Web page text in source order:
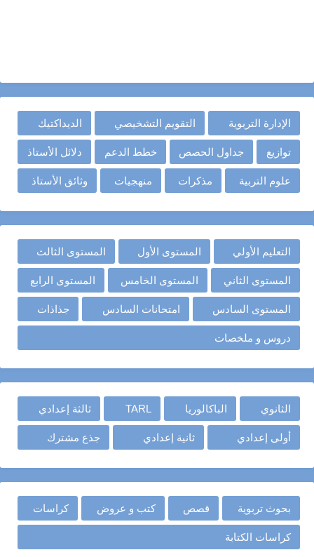
الإدارة التربوية التقويم التشخيصي الديداكتيك
توازيع جداول الحصص خطط الدعم دلائل الأستاذ
علوم التربية مذكرات منهجيات وثائق الأستاذ
التعليم الأولي المستوى الأول المستوى الثالث
المستوى الثاني المستوى الخامس المستوى الرابع
المستوى السادس امتحانات السادس جذاذات
دروس و ملخصات
الثانوي الباكالوريا TARL ثالثة إعدادي
أولى إعدادي ثانية إعدادي جذع مشترك
بحوث تربوية قصص كتب و عروض كراسات
كراسات الكتابة